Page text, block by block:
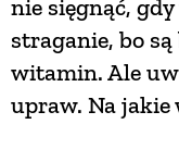
nie sięgnąć,
straganie, bo
witamin. Ale
upraw. Na jakie